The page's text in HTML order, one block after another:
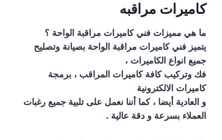
كاميرات مراقبه
ما هي مميزات فني كاميرات مراقبة الواحة ؟
يتميز فني كاميرات مراقبة الواحة بصيانة وتصليح
جميع انواع الكاميرات ،
فك وتركيب كافة كاميرات المراقب ، برمجة
كاميرات الالكترونية
و العادية أيضا ، كما أننا نعمل على تلبية جميع رغبات
العملاء بسرعة و دقة عالية .